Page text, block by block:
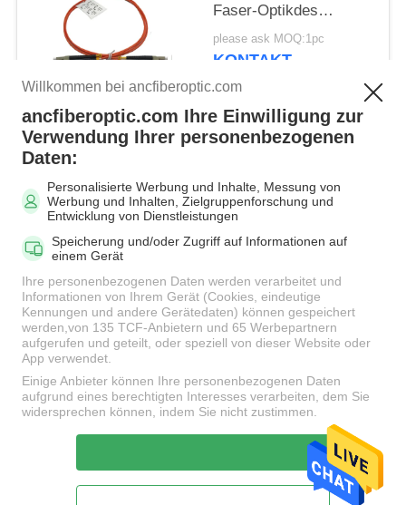
Faser-Optikdes
verbindungskabel-in
mehreren Betriebsarten
please ask MOQ:1pc
KONTAKT
Beliebte Kategorien Alle
MPO Glasfaserkabel LWL-Patchkabel
Faser-
Verbindungsstücke
LWL Pigtail LWL Dämpfungsglied
Fiber Optic-Splitter LWL-Kabel
Unterzeichnen
Willkommen bei ancfiberoptic.com
ancfiberoptic.com Ihre Einwilligung zur
Verwendung Ihrer personenbezogenen
Daten:
Personalisierte Werbung und Inhalte, Messung von
Werbung und Inhalten, Zielgruppenforschung und
Entwicklung von Dienstleistungen
Speicherung und/oder Zugriff auf Informationen auf
einem Gerät
Ihre personenbezogenen Daten werden verarbeitet und
Informationen von Ihrem Gerät (Cookies, eindeutige
Kennungen und andere Gerätedaten) können gespeichert
werden,von 135 TCF-Anbietern und 65 Werbepartnern
aufgerufen und geteilt, oder speziell von dieser Website oder
App verwendet.
Einige Anbieter können Ihre personenbezogenen Daten
aufgrund eines berechtigten Interesses verarbeiten, dem Sie
widersprechen können, indem Sie nicht zustimmen.